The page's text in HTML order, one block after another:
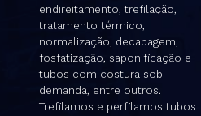
endireitamento, trefilação,
tratamento térmico,
normalização, decapagem,
fosfatização, saponificação e
tubos com costura sob
demanda, entre outros.
Trefilamos e perfilamos tubos